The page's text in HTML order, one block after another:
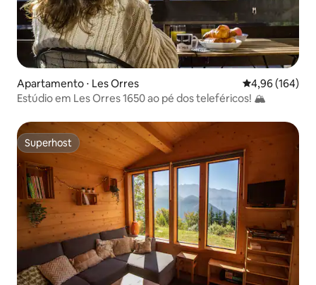
Apartamento ⋅ Les Orres 4,96 de uma
4,96 (164)
Estúdio em Les Orres 1650 ao pé dos teleféricos! 🏔
Superhost
Superhost